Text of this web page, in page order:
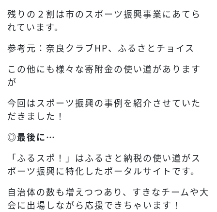
残りの２割は市のスポーツ振興事業にあてら
れています。
参考元：奈良クラブHP、ふるさとチョイス
この他にも様々な寄附金の使い道があります
が
今回はスポーツ振興の事例を紹介させていた
だきました！
◎最後に…
「ふるスポ！」はふるさと納税の使い道がス
ポーツ振興に特化したポータルサイトです。
自治体の数も増えつつあり、すきなチームや大
会に出場しながら応援できちゃいます！